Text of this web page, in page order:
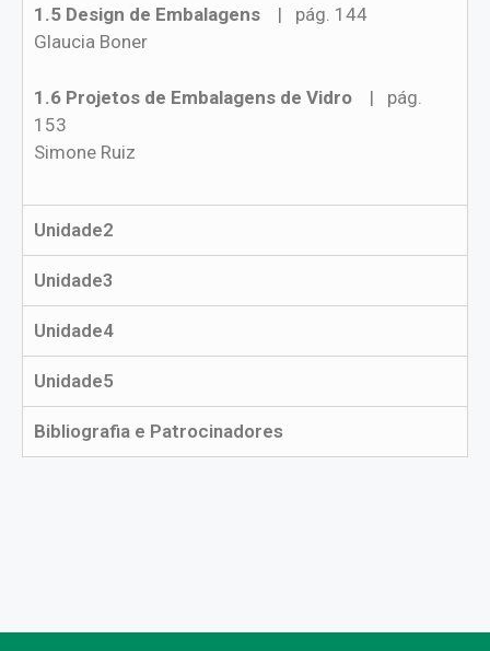
1.5 Design de Embalagens
| pág. 144
Glaucia Boner
1.6 Projetos de Embalagens de Vidro
| pág.
153
Simone Ruiz
Unidade2
Unidade3
Unidade4
Unidade5
Bibliografia e Patrocinadores